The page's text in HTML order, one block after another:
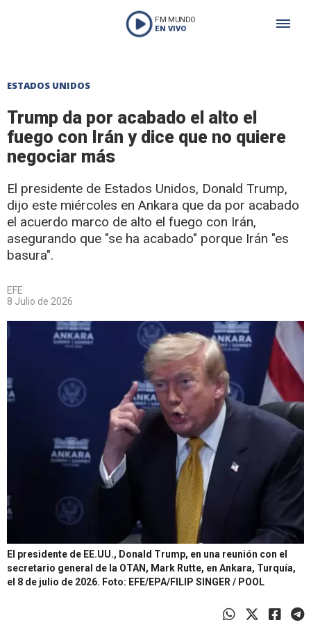
FM MUNDO
EN VIVO
ESTADOS UNIDOS
Trump da por acabado el alto el
fuego con Irán y dice que no quiere
negociar más
El presidente de Estados Unidos, Donald Trump,
dijo este miércoles en Ankara que da por acabado
el acuerdo marco de alto el fuego con Irán,
asegurando que "se ha acabado" porque Irán "es
basura".
EFE
8 Julio de 2026
El presidente de EE.UU., Donald Trump, en una reunión con el
secretario general de la OTAN, Mark Rutte, en Ankara, Turquía,
el 8 de julio de 2026. Foto: EFE/EPA/FILIP SINGER / POOL